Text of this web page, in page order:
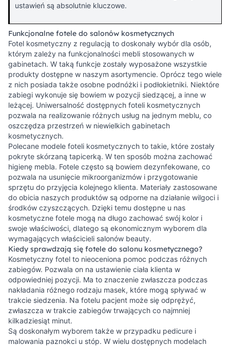
ustawień są absolutnie kluczowe.
Funkcjonalne fotele do salonów kosmetycznych
Fotel kosmetyczny z regulacją to doskonały wybór dla osób,
którym zależy na funkcjonalności mebli stosowanych w
gabinetach. W taką funkcje zostały wyposażone wszystkie
produkty dostępne w naszym asortymencie. Oprócz tego wiele
z nich posiada także osobne podnóżki i podłokietniki. Niektóre
zabiegi wykonuje się bowiem w pozycji siedzącej, a inne w
leżącej. Uniwersalność dostępnych foteli kosmetycznych
pozwala na realizowanie różnych usług na jednym meblu, co
oszczędza przestrzeń w niewielkich gabinetach
kosmetycznych.
Polecane modele foteli kosmetycznych to takie, które zostały
pokryte skórzaną tapicerką. W ten sposób można zachować
higienę mebla. Fotele często są bowiem dezynfekowane, co
pozwala na usunięcie mikroorganizmów i przygotowanie
sprzętu do przyjęcia kolejnego klienta. Materiały zastosowane
do obicia naszych produktów są odporne na działanie wilgoci i
środków czyszczących. Dzięki temu dostępne u nas
kosmetyczne fotele mogą na długo zachować swój kolor i
swoje właściwości, dlatego są ekonomicznym wyborem dla
wymagających właścicieli salonów beauty.
Kiedy sprawdzają się fotele do salonu kosmetycznego?
Kosmetyczny fotel to nieoceniona pomoc podczas różnych
zabiegów. Pozwala on na ustawienie ciała klienta w
odpowiedniej pozycji. Ma to znaczenie zwłaszcza podczas
nakładania różnego rodzaju masek, które mogą spływać w
trakcie siedzenia. Na fotelu pacjent może się odprężyć,
zwłaszcza w trakcie zabiegów trwających co najmniej
kilkadziesiąt minut.
Są doskonałym wyborem także w przypadku pedicure i
malowania paznokci u stóp. W wielu dostępnych modelach